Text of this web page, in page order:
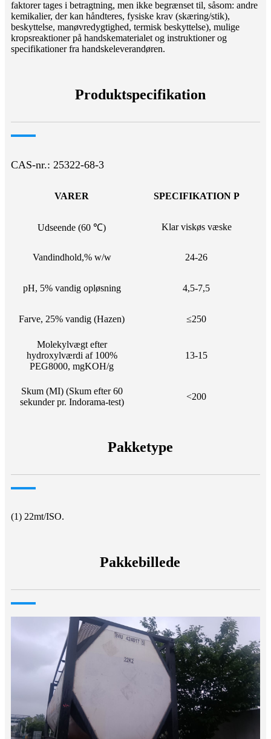
faktorer tages i betragtning, men ikke begrænset til, såsom: andre
kemikalier, der kan håndteres, fysiske krav (skæring/stik),
beskyttelse, manøvredygtighed, termisk beskyttelse), mulige
kropsreaktioner på handskematerialet og instruktioner og
specifikationer fra handskeleverandøren.
Produktspecifikation
CAS-nr.: 25322-68-3
VARER SPECIFIKATION P
Udseende (60 ℃) Klar viskøs væske
Vandindhold,% w/w 24-26
pH, 5% vandig opløsning 4,5-7,5
Farve, 25% vandig (Hazen) ≤250
Molekylvægt efter
hydroxylværdi af 100%
PEG8000, mgKOH/g
13-15
Skum (MI) (Skum efter 60
sekunder pr. Indorama-test)
<200
Pakketype
(1) 22mt/ISO.
Pakkebillede